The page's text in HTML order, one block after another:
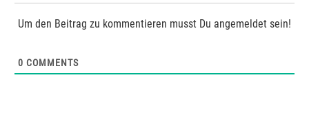
Um den Beitrag zu kommentieren musst Du angemeldet sein!
0 COMMENTS